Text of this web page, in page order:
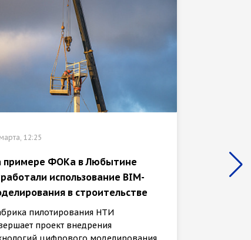
12:25
примере ФОКа в Любытине
использование BIM-
в строительстве
пилотирования НТИ
проект внедрения
В